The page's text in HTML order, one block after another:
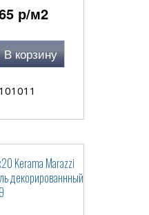
р/м2
В корзину
Kerama Marazzi
декорированнный